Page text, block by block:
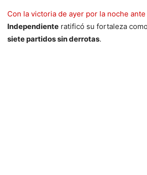
Con la victoria de ayer por la noche
Independiente ratificó su fortaleza
siete partidos sin derrotas.